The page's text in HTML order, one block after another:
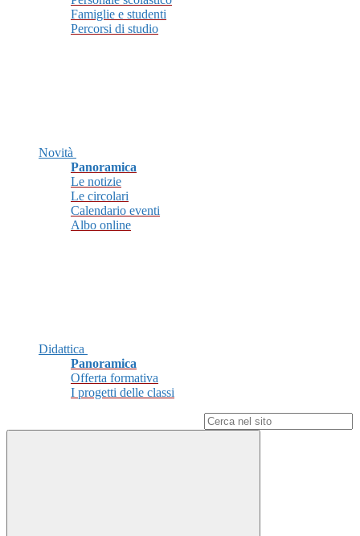
Famiglie e studenti
Percorsi di studio
Novità
Panoramica
Le notizie
Le circolari
Calendario eventi
Albo online
Didattica
Panoramica
Offerta formativa
I progetti delle classi